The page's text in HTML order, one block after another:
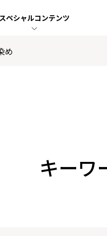
スペシャルコンテンツ
め
キーワ